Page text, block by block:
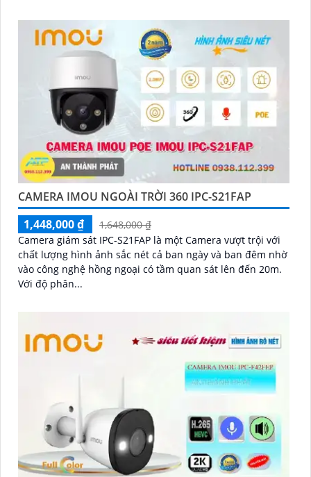
CAMERA IMOU NGOÀI TRỜI 360 IPC-S21FAP
1,448,000 ₫
1,648,000 ₫
Camera giám sát IPC-S21FAP là một Camera vượt trội với
chất lượng hình ảnh sắc nét cả ban ngày và ban đêm nhờ
vào công nghệ hồng ngoại có tầm quan sát lên đến 20m.
Với độ phân...